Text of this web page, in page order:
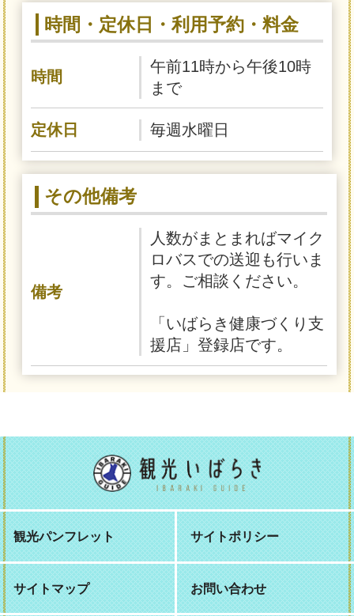
時間・定休日・利用予約・料金
時間
午前11時から午後10時
まで
定休日 毎週水曜日
その他備考
備考
人数がまとまればマイク
ロバスでの送迎も行いま
す。ご相談ください。
「いばらき健康づくり支
援店」登録店です。
観光パンフレット サイトポリシー
サイトマップ お問い合わせ